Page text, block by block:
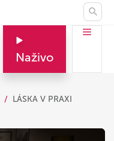
Naživo
LÁSKA V PRAXI